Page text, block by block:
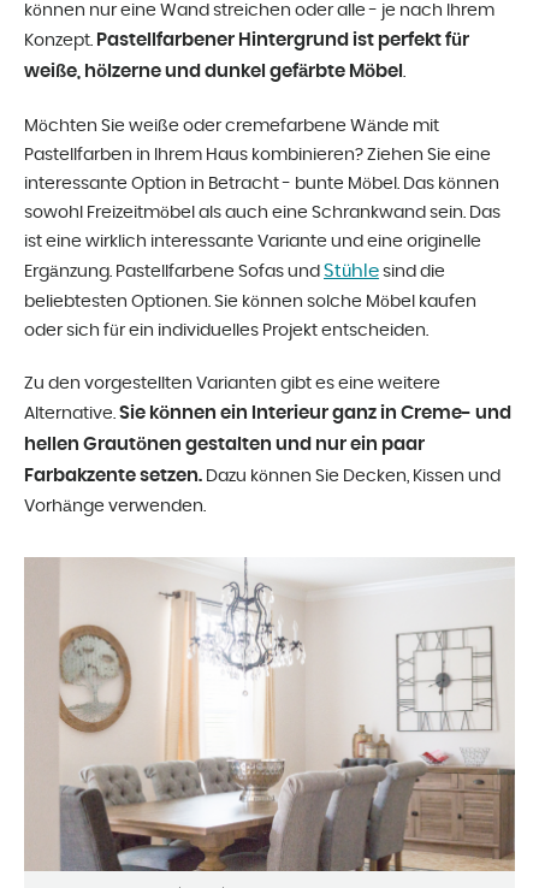
können nur eine Wand streichen oder alle - je nach Ihrem
Konzept. Pastellfarbener Hintergrund ist perfekt für
weiße, hölzerne und dunkel gefärbte Möbel .
Möchten Sie weiße oder cremefarbene Wände mit
Pastellfarben in Ihrem Haus kombinieren? Ziehen Sie eine
interessante Option in Betracht - bunte Möbel. Das können
sowohl Freizeitmöbel als auch eine Schrankwand sein. Das
ist eine wirklich interessante Variante und eine originelle
Ergänzung. Pastellfarbene Sofas und Stühle sind die
beliebtesten Optionen. Sie können solche Möbel kaufen
oder sich für ein individuelles Projekt entscheiden.
Zu den vorgestellten Varianten gibt es eine weitere
Alternative. Sie können ein Interieur ganz in Creme- und
hellen Grautönen gestalten und nur ein paar
Farbakzente setzen. Dazu können Sie Decken, Kissen und
Vorhänge verwenden.